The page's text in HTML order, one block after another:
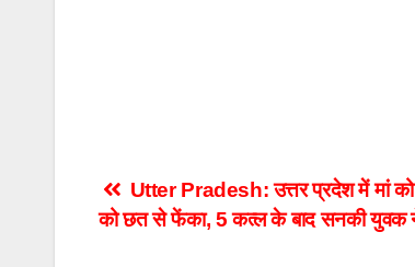
Post
navigation
Utter Pradesh: उत्तर प्रदेश में मां को
को छत से फेंका, 5 कत्ल के बाद सनकी युवक